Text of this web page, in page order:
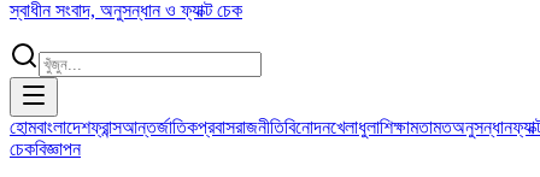
স্বাধীন সংবাদ, অনুসন্ধান ও ফ্যাক্ট চেক
হোমবাংলাদেশফ্রান্সআন্তর্জাতিকপ্রবাসরাজনীতিবিনোদনখেলাধুলাশিক্ষামতামতঅনুসন্ধান
চেকবিজ্ঞাপন